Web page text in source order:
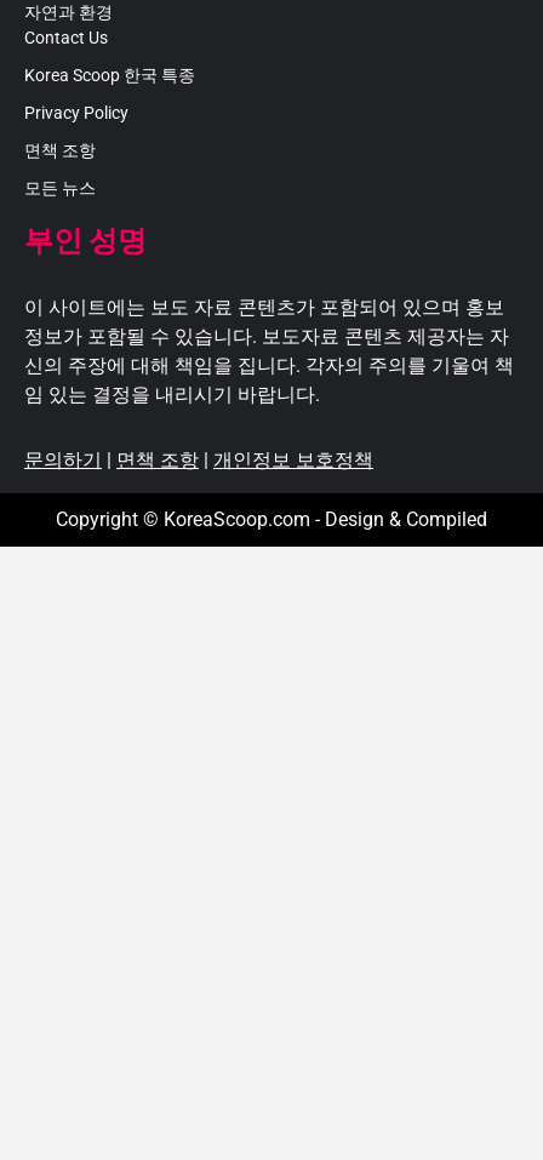
자연과 환경
Contact Us
Korea Scoop 한국 특종
Privacy Policy
면책 조항
모든 뉴스
부인 성명
이 사이트에는 보도 자료 콘텐츠가 포함되어 있으며 홍보
정보가 포함될 수 있습니다. 보도자료 콘텐츠 제공자는 자
신의 주장에 대해 책임을 집니다. 각자의 주의를 기울여 책
임 있는 결정을 내리시기 바랍니다.
문의하기 | 면책 조항 | 개인정보 보호정책
Copyright © KoreaScoop.com - Design & Compiled